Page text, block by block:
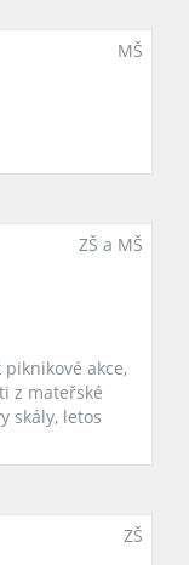
MŠ
ZŠ a MŠ
akce,
z mateřské
skály, letos
ZŠ